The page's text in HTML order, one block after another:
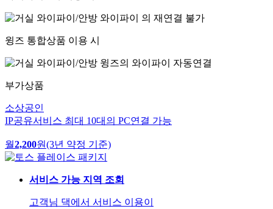
윙즈 통합상품 이용 시
부가상품
소상공인
IP공유서비스 최대 10대의 PC연결 가능
월2,200원(3년 약정 기준)
서비스 가능 지역 조회
고객님 댁에서 서비스 이용이